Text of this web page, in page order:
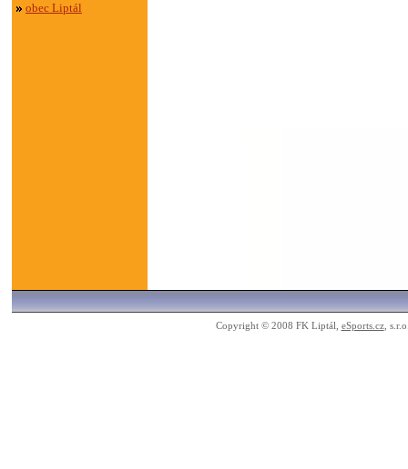
obec Liptál
Copyright © 2008 FK Liptál, eSports.cz,